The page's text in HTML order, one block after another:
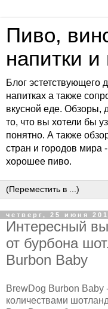
Пиво,
напитки и
Блог эстетствующего
напитках а также
вкусной еде. Обзоры,
то, что вы хотели бы
понятно. А также
стран и городов мира
хорошее пиво.
четверг, 25 июня
Интересный
от бурбона
Burbon Baby
BrewDog Burbon
количествами